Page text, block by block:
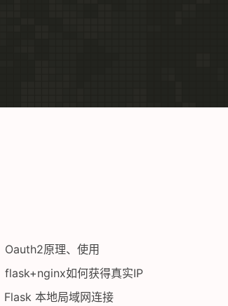
Oauth2原理、使用
flask+nginx如何获得真实IP
Flask 本地局域网连接